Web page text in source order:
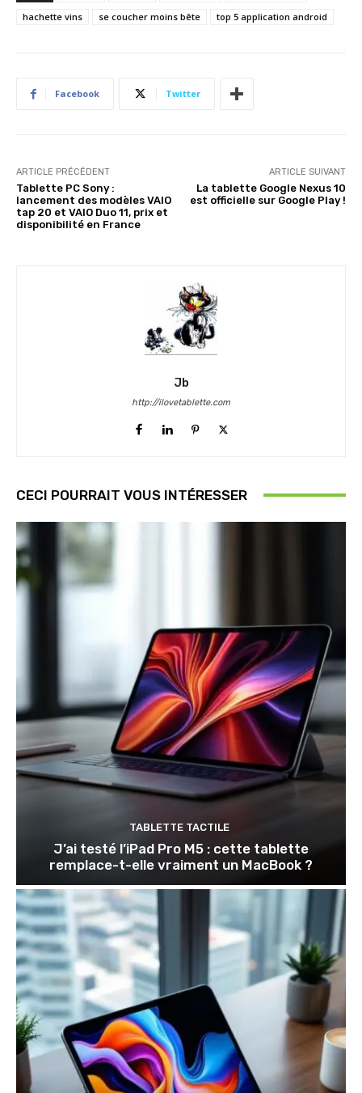
hachette vins se coucher moins bête top 5 application android
Facebook Twitter
ARTICLE PRÉCÉDENT
Tablette PC Sony :
lancement des modèles VAIO
tap 20 et VAIO Duo 11, prix et
disponibilité en France
ARTICLE SUIVANT
La tablette Google Nexus 10
est officielle sur Google Play !
Jb
http://ilovetablette.com
CECI POURRAIT VOUS INTÉRESSER
TABLETTE TACTILE
J’ai testé l’iPad Pro M5 : cette tablette
remplace-t-elle vraiment un MacBook ?